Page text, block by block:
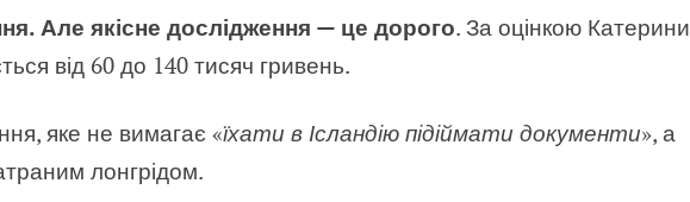
Але якісне дослідження — це дорого. За оцінкою Катерини
від 60 до 140 тисяч гривень.
яке не вимагає «їхати в Ісландію підіймати документи», а
лонгрідом.